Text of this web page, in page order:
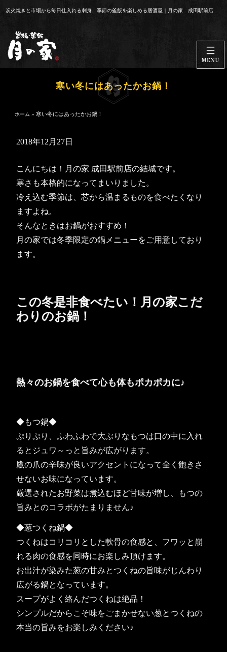
へ
炭火焼きと市場から毎日仕入れる刺身、季節の釜飯を楽しめる居酒屋｜月の家 成田駅前店
寒い冬にはあったかお鍋！
ホーム »寒い冬にはあったかお鍋！
2018年12月27日
こんにちは！月の家 成田駅前店の結城です。
寒さも本格的になってまいりました。
冷え込む季節は、芯から温まるものを食べたくなり
ますよね。
そんなときはお鍋がおすすめ！
月の家では冬季限定の鍋メニューをご用意しており
ます。
この冬是非食べたい！月の家こだ
わりのお鍋！
熱々のお鍋を食べて心も体もポカポカに♪
◆もつ鍋◆
ぷりぷり、ふわふわで大ぶりなもつは口の中に入れ
るとジュワ～っと旨みが広がります。
鷹の爪の辛味が良いアクセントになって全く飽きさ
せないお味になっています。
厳選されたお野菜は煮込むほど甘味が増し、もつの
旨みとのコラボがたまりません♪
◆葱つくね鍋◆
つくねはコリコリとした軟骨の食感と、フワッと崩
れる肉の食感を同時にお楽しみ頂けます。
お出汁が染みた葱の甘みとつくねの旨味がじんわり
広がる鍋となっています。
スープがよく絡んだつくねは絶品！
シンプルだからこそ味をごまかせない葱とつくねの
本当の旨みをお楽しみください♪